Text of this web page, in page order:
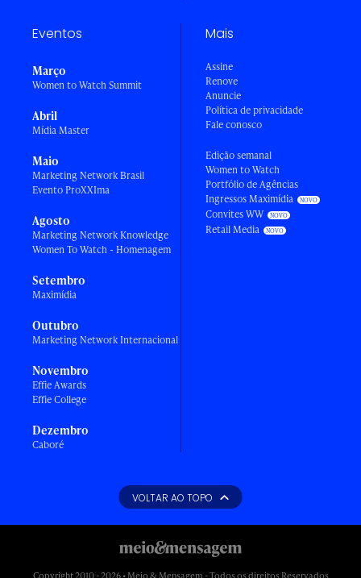
Eventos
Março
Women to Watch Summit
Abril
Mídia Master
Maio
Marketing Network Brasil
Evento ProXXIma
Agosto
Marketing Network Knowledge
Women To Watch - Homenagem
Setembro
Maximídia
Outubro
Marketing Network Internacional
Novembro
Effie Awards
Effie College
Dezembro
Caboré
Mais
Assine
Renove
Anuncie
Política de privacidade
Fale conosco
Edição semanal
Women to Watch
Portfólio de Agências
Ingressos Maximídia
Convites WW
Retail Media
VOLTAR AO TOPO
Copyright 2010 - 2026 • Meio & Mensagem - Todos os direitos Reservados